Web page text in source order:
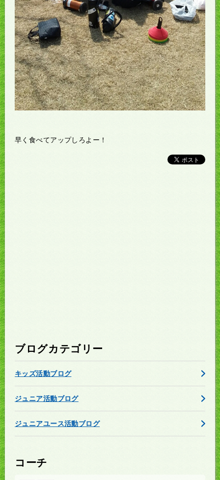
早く食べてアップしろよー！
ブログカテゴリー
キッズ活動ブログ
ジュニア活動ブログ
ジュニアユース活動ブログ
コーチ